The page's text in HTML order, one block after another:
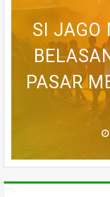
WARGA
SI JAGO
PASAR
PEDULI
SEMPAT
TEWAS